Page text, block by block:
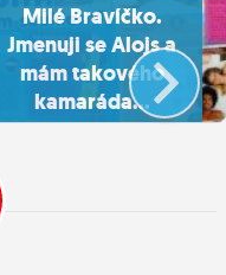
Milé Bravíčko.
Jmenuji se Alojs a
mám takového
kamaráda...